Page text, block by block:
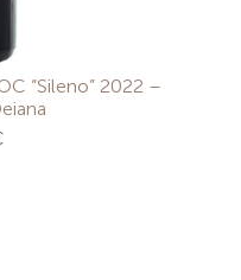
“Sileno” 2022 –